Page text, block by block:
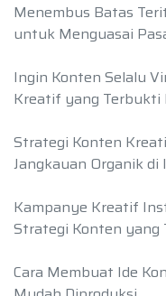
Menembus Batas
untuk Menguasai
Ingin Konten Selalu
Kreatif yang
Strategi Konten
Jangkauan Organik di
Kampanye Kreatif
Strategi Konten yang
Cara Membuat Ide